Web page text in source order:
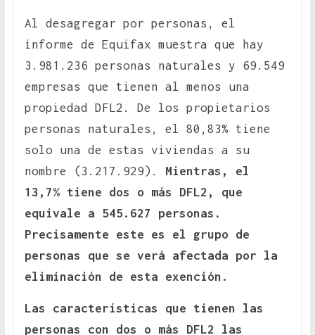
Al desagregar por personas, el
informe de Equifax muestra que hay
3.981.236 personas naturales y 69.549
empresas que tienen al menos una
propiedad DFL2. De los propietarios
personas naturales, el 80,83% tiene
solo una de estas viviendas a su
nombre (3.217.929).
Mientras, el
13,7% tiene dos o más DFL2, que
equivale a 545.627 personas.
Precisamente este es el grupo de
personas que se verá afectada por la
eliminación de esta exención.
Las características que tienen las
personas con dos o más DFL2 las